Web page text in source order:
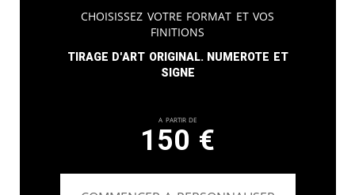
Choisissez votre format et vos
finitions
Tirage d'art original. Numerote et
signe
A partir de
150 €